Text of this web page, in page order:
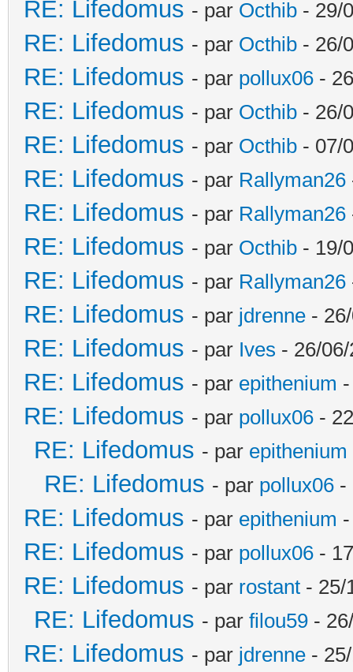
RE: Lifedomus - par Octhib - 29/
RE: Lifedomus - par Octhib - 26/
RE: Lifedomus - par pollux06 -
RE: Lifedomus - par Octhib - 26/
RE: Lifedomus - par Octhib - 07/
RE: Lifedomus - par Rallyman26
RE: Lifedomus - par Rallyman26
RE: Lifedomus - par Octhib - 19/
RE: Lifedomus - par Rallyman26
RE: Lifedomus - par jdrenne -
RE: Lifedomus - par Ives - 26/
RE: Lifedomus - par epithenium
RE: Lifedomus - par pollux06 -
RE: Lifedomus - par epithenium
RE: Lifedomus - par pollux06 -
RE: Lifedomus - par epithenium
RE: Lifedomus - par pollux06 -
RE: Lifedomus - par rostant - 25/
RE: Lifedomus - par filou59 -
RE: Lifedomus - par jdrenne -